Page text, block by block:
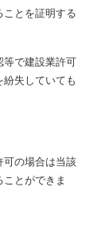
ことを証明する
等で建設業許可
失していても
可の場合は当該
とができま